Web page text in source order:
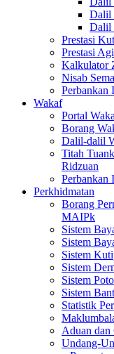
Dalil
Dalil
Prestasi
Prestasi
Kalkulator
Nisab
Perbankan
Wakaf
Portal
Borang
Dalil-dalil
Titah
Ridzuan
Perbankan
Perkhidmatan
Borang
MAIPk
Sistem
Sistem
Sistem
Sistem
Sistem
Sistem
Statistik
Aduan dan
Undang-